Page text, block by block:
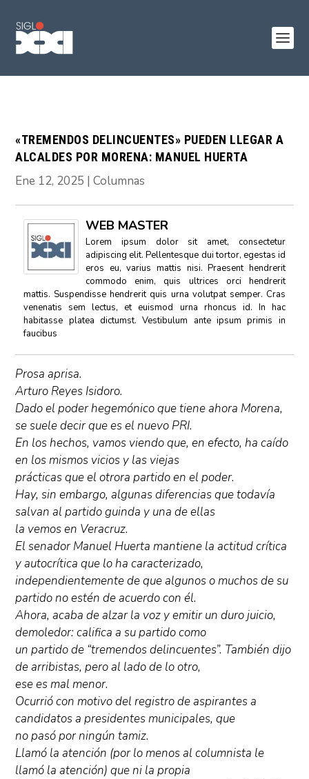
«TREMENDOS DELINCUENTES» PUEDEN LLEGAR A
ALCALDES POR MORENA: MANUEL HUERTA
Ene 12, 2025 |Columnas
WEB MASTER
Lorem ipsum dolor sit amet, consectetur
adipiscing elit. Pellentesque dui tortor, egestas id
eros eu, varius mattis nisi. Praesent hendrerit
commodo enim, quis ultrices orci hendrerit
mattis. Suspendisse hendrerit quis urna volutpat semper. Cras
venenatis sem lectus, et euismod urna rhoncus id. In hac
habitasse platea dictumst. Vestibulum ante ipsum primis in
faucibus
Prosa aprisa.
Arturo Reyes Isidoro.
Dado el poder hegemónico que tiene ahora Morena,
se suele decir que es el nuevo PRI.
En los hechos, vamos viendo que, en efecto, ha caído
en los mismos vicios y las viejas
prácticas que el otrora partido en el poder.
Hay, sin embargo, algunas diferencias que todavía
salvan al partido guinda y una de ellas
la vemos en Veracruz.
El senador Manuel Huerta mantiene la actitud crítica
y autocrítica que lo ha caracterizado,
independientemente de que algunos o muchos de su
partido no estén de acuerdo con él.
Ahora, acaba de alzar la voz y emitir un duro juicio,
demoledor: califica a su partido como
un partido de “tremendos delincuentes”. También dijo
de arribistas, pero al lado de lo otro,
ese es mal menor.
Ocurrió con motivo del registro de aspirantes a
candidatos a presidentes municipales, que
no pasó por ningún tamiz.
Llamó la atención (por lo menos al columnista le
llamó la atención) que ni la propia